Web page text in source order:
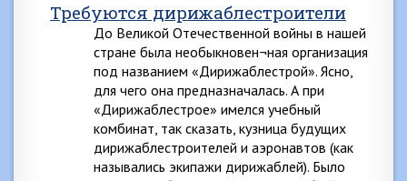
Требуются дирижаблестроители
До Великой Отечественной войны в нашей
стране была необыкновен¬ная организация
под названием «Дирижаблестрой». Ясно,
для чего она предназначалась. А при
«Дирижаблестрое» имелся учебный
комбинат, так сказать, кузница будущих
дирижаблестроителей и аэронавтов (как
назывались экипажи дирижаблей). Было